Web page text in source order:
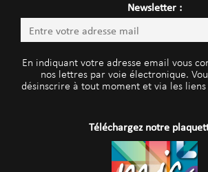
Newsletter :
En indiquant votre adresse email vous
nos lettres par voie électronique.
désinscrire à tout moment et via les
Téléchargez notre